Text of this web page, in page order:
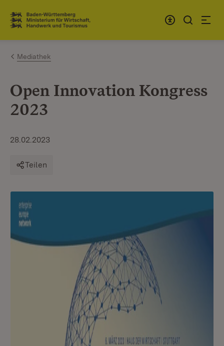
Zum Inhalt springen
Link zur Startseite
Mediathek
Open Innovation Kongress
2023
28.02.2023
Teilen